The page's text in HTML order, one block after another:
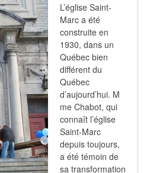
L’église Saint-
Marc a été
construite en
1930, dans un
Québec bien
différent du
Québec
d’aujourd’hui. M
me Chabot, qui
connaît l’église
Saint-Marc
depuis toujours,
a été témoin de
sa transformation